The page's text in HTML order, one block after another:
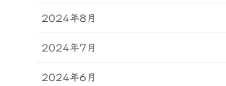
2024年8月
2024年7月
2024年6月